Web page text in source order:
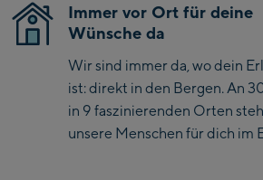
Bergstation / Top
station
Saalfelden:
Saalfelden
Saalbach:
Immer vor Ort für deine
Wünsche da
Wir sind immer da, wo dein
ist: direkt in den Bergen. An
in 9 faszinierenden Orten
unsere Menschen für dich im